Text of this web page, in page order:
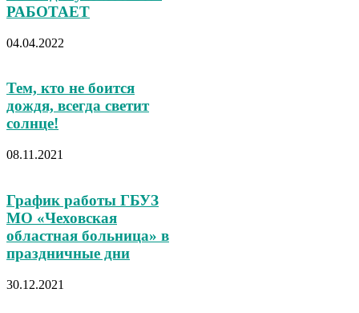
РАБОТАЕТ
04.04.2022
Тем, кто не боится
дождя, всегда светит
солнце!
08.11.2021
График работы ГБУЗ
МО «Чеховская
областная больница» в
праздничные дни
30.12.2021